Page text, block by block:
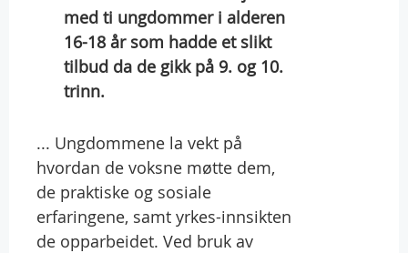
med ti ungdommer i alderen
16-18 år som hadde et slikt
tilbud da de gikk på 9. og 10.
trinn.
... Ungdommene la vekt på
hvordan de voksne møtte dem,
de praktiske og sosiale
erfaringene, samt yrkes-innsikten
de opparbeidet. Ved bruk av